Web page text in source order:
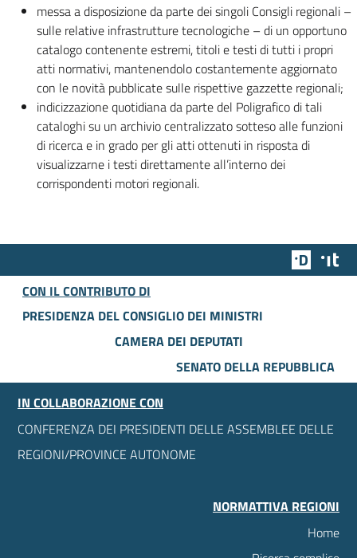
messa a disposizione da parte dei singoli Consigli regionali –
sulle relative infrastrutture tecnologiche – di un opportuno
catalogo contenente estremi, titoli e testi di tutti i propri
atti normativi, mantenendolo costantemente aggiornato
con le novità pubblicate sulle rispettive gazzette regionali;
indicizzazione quotidiana da parte del Poligrafico di tali
cataloghi su un archivio centralizzato sotteso alle funzioni
di ricerca e in grado per gli atti ottenuti in risposta di
visualizzarne i testi direttamente all’interno dei
corrispondenti motori regionali.
Team
CON IL CONTRIBUTO DI
PRESIDENZA DEL CONSIGLIO DEI MINISTRI
CAMERA DEI DEPUTATI
SENATO DELLA REPUBBLICA
IN COLLABORAZIONE CON
CONFERENZA DEI PRESIDENTI DELLE ASSEMBLEE DELLE
REGIONI/PROVINCE AUTONOME
NORMATTIVA REGIONI
Home